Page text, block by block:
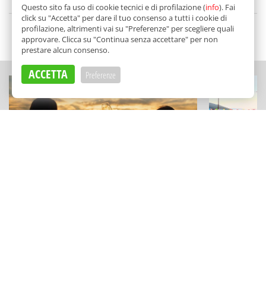
diRedazione
SCELTO DA BALARM
Questo sito fa uso di cookie tecnici e di profilazione (info). Fai
click su "Accetta" per dare il tuo consenso a tutti i cookie di
profilazione, altrimenti vai su "Preferenze" per scegliere quali
approvare. Clicca su "Continua senza accettare" per non
prestare alcun consenso.
ACCETTA Preferenze